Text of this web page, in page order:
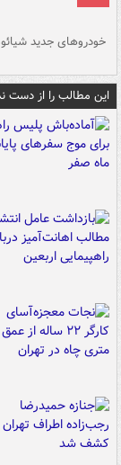
خودروهای جدید
این مطالب را از دست